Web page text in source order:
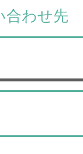
合わせ先